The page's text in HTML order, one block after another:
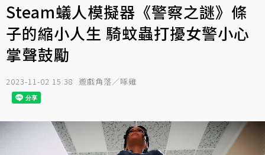
Steam蟻人模擬器《警察之謎》條
子的縮小人生 騎蚊蟲打擾女警小心
掌聲鼓勵
2023-11-02 15:38 遊戲角落／啄雞